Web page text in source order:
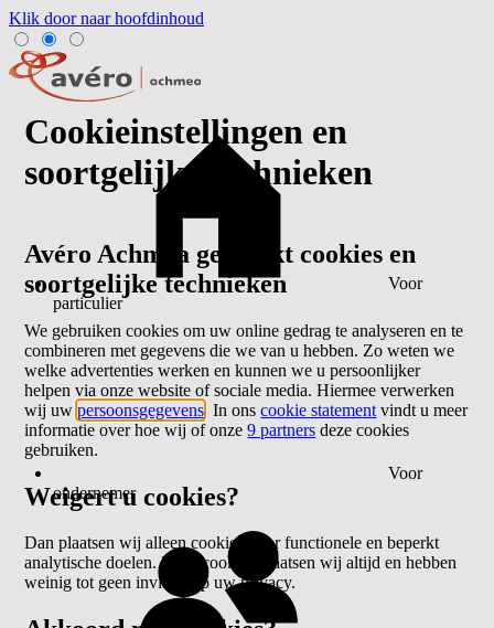
Klik door naar hoofdinhoud
Voor
particulier
Voor
ondernemer
Cookieinstellingen en
soortgelijke technieken
Avéro Achmea gebruikt cookies en
soortgelijke technieken
We gebruiken cookies om uw online gedrag te analyseren en te
combineren met gegevens die we van u hebben. Zo weten we
welke advertenties werken en kunnen we u persoonlijker
helpen via onze website of sociale media. Hiermee verwerken
wij uwpersoonsgegevens . In onscookie statement vindt u meer
informatie over hoe wij of onze9 partners deze cookies
gebruiken.
Weigert u cookies?
Dan plaatsen wij alleen cookies voor functionele en beperkt
analytische doelen. Deze cookies plaatsen wij altijd en hebben
weinig tot geen invloed op uw privacy.